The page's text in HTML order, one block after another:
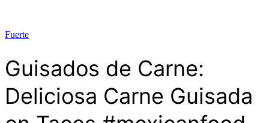
Fuerte
Guisados de Carne:
Deliciosa Carne Guisada